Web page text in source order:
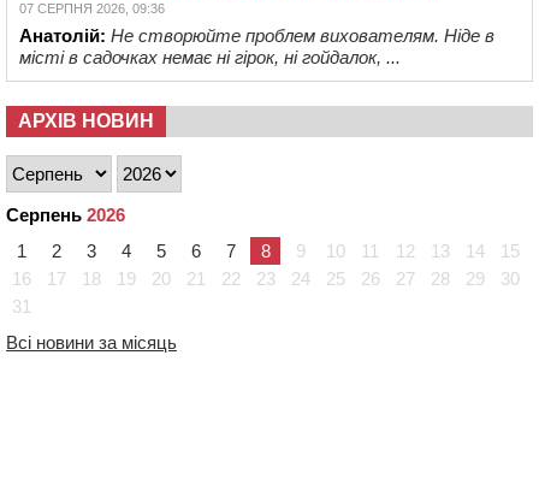
07 СЕРПНЯ 2026, 09:36
Анатолій: Не створюйте проблем вихователям. Ніде в
місті в садочках немає ні гірок, ні гойдалок, ...
АРХІВ НОВИН
Серпень 2026
1
2 3 4 5 6 7 8 9 10 11 12 13 14
15
16
17 18 19 20 21 22 23 24 25 26 27 28 29
30
31
Всі новини за місяць